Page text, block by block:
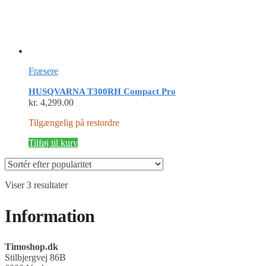
Fræsere
HUSQVARNA T300RH Compact Pro
kr. 4,299.00
Tilgængelig på restordre
Tilføj til kurv
Viser 3 resultaterSorteret
Information
Timoshop.dk
Stilbjergvej 86B